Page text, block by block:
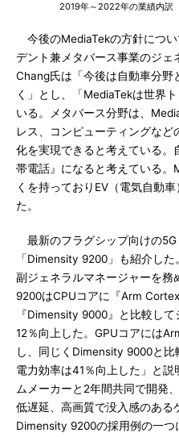
2019年～2022年の業績内訳
今後のMediaTekの方針につ
デント兼メタバース事業のジ
Chang氏は「今後は自動車分野
く」とし、「MediaTekは世界
いる。メタバース分野は、
レス、コンピューティングな
化を実現できると考えている
帯電話』になると考えている。
くを持っておりEV（電気自動
た。
最新のフラグシップ向けの5G
「Dimensity 9200」も紹介し
副ジェネラルマネージャーを
9200はCPUコアに『Arm
『Dimensity 9000』と比較し
12％向上した。GPUコアには
し、同じくDimensity 9000と比
電力効率は41％向上した」と
ムメーカーと2年間共同で開発
低遅延、高画質で没入感のある
Dimensity 9200の採用例の一つ